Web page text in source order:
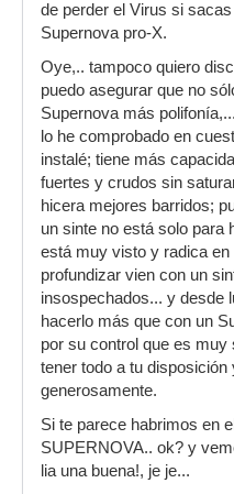
de perder el Virus si
Supernova pro-X.
Oye,.. tampoco quiero
puedo asegurar que no
Supernova más
lo he comprobado en
instalé; tiene más
fuertes y crudos sin
hicera mejores barridos;
un sinte no está solo para
está muy visto y radica
profundizar vien con un
insospechados... y desde
hacerlo más que con un
por su control que es muy
tener todo a tu
generosamente.
Si te parece habrimos en
SUPERNOVA.. ok? y
lia una buena!, je je...